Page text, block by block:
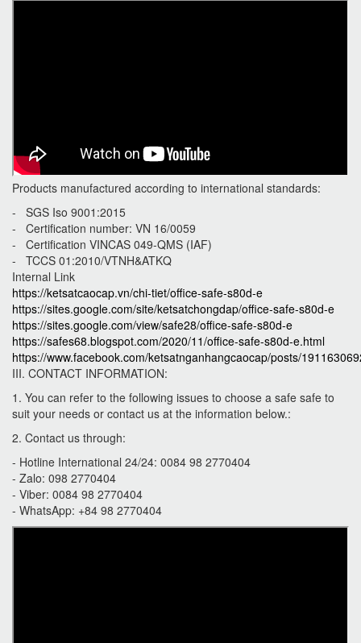
Products manufactured according to international standards:
- SGS Iso 9001:2015
- Certification number: VN 16/0059
- Certification VINCAS 049-QMS (IAF)
- TCCS 01:2010/VTNH&ATKQ
Internal Link
https://ketsatcaocap.vn/chi-tiet/office-safe-s80d-e
https://sites.google.com/site/ketsatchongdap/office-safe-s80d-e
https://sites.google.com/view/safe28/office-safe-s80d-e
https://safes68.blogspot.com/2020/11/office-safe-s80d-e.html
https://www.facebook.com/ketsatnganhangcaocap/posts/
III. CONTACT INFORMATION:
1. You can refer to the following issues to choose a safe safe to
suit your needs or contact us at the information below.:
2. Contact us through:
- Hotline International 24/24: 0084 98 2770404
- Zalo: 098 2770404
- Viber: 0084 98 2770404
- WhatsApp: +84 98 2770404